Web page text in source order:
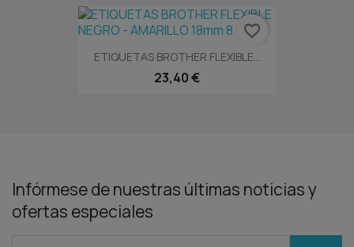
ETIQUETAS BROTHER FLEXIBLE...
23,40 €
favorite_border
Infórmese de nuestras últimas noticias y
ofertas especiales